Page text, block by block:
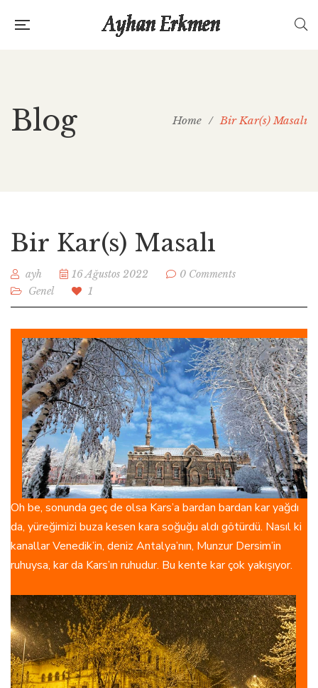
Blog Home / Bir Kar(s) Masalı
Bir Kar(s) Masalı
ayh 16 Ağustos 2022
0 Comments
Genel
1
Oh be, sonunda geç de olsa Kars’a bardan bardan kar yağdı
da, yüreğimizi buza kesen kara soğuğu aldı götürdü. Nasıl ki
kanallar Venedik’in, deniz Antalya’nın, Munzur Dersim’in
ruhuysa, kar da Kars’ın ruhudur. Bu kente kar çok yakışıyor.